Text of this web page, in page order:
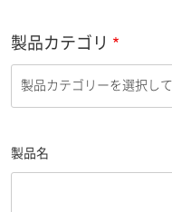
製品カテゴリ
製品名